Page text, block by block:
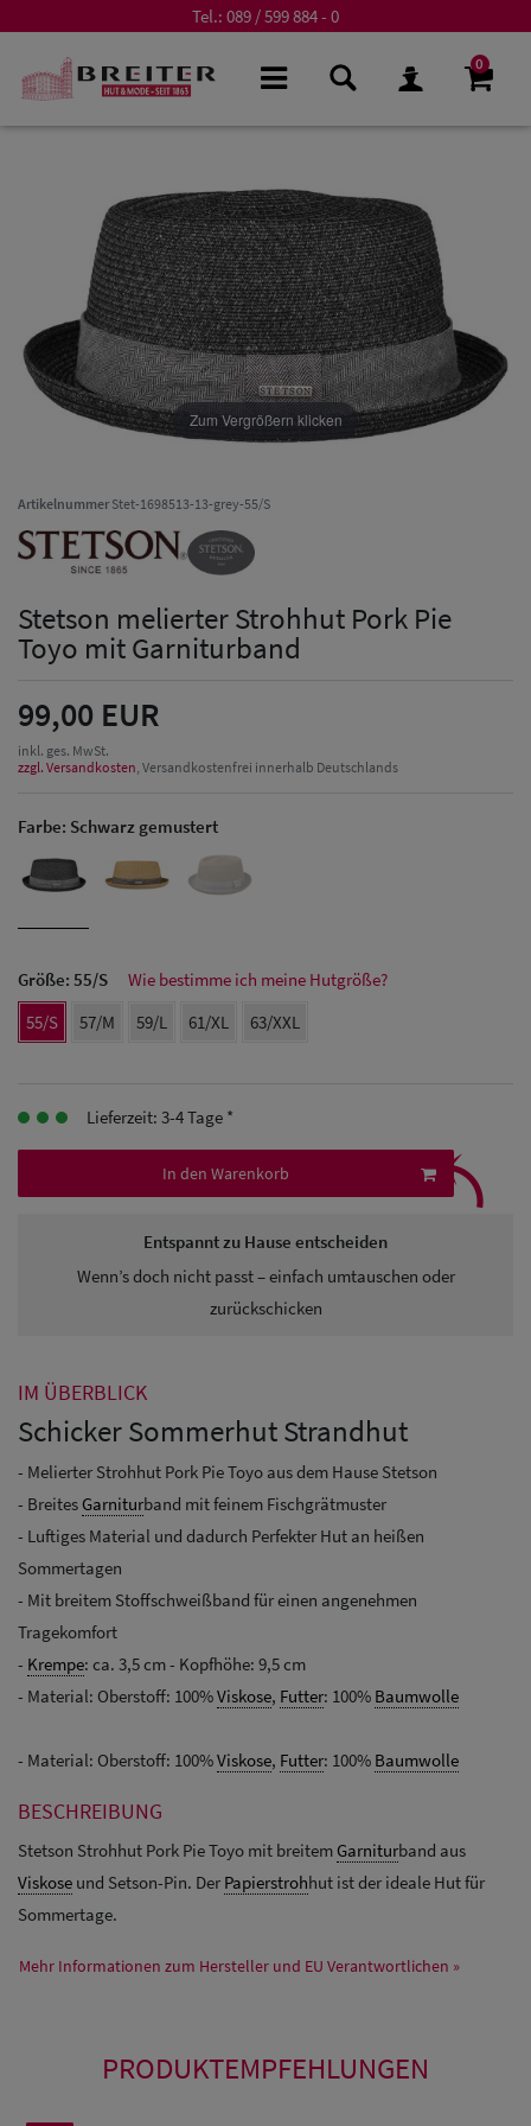
Tel.: 089 / 599 884 - 0
0
Herren Caps
Herren UV-
Schutz Caps
Herren
Herren
Zum Vergrößern klicken
ArtikelnummerStet-1698513-13-grey-55/S
Stetson melierter Strohhut Pork Pie
Toyo mit Garniturband
99,00 EUR
inkl. ges. MwSt.
zzgl. Versandkosten, Versandkostenfrei innerhalb Deutschlands
Farbe: Schwarz gemustert
Größe: 55/S
Wie bestimme ich meine Hutgröße?
55/S
57/M 59/L 61/XL 63/XXL
Lieferzeit: 3-4 Tage *
In den Warenkorb
Entspannt zu Hause entscheiden
Wenn’s doch nicht passt – einfach umtauschen oder
zurückschicken
⤹
IM ÜBERBLICK
Schicker Sommerhut Strandhut
- Melierter Strohhut Pork Pie Toyo aus dem Hause Stetson
- Breites Garniturband mit feinem Fischgrätmuster
- Luftiges Material und dadurch Perfekter Hut an heißen
Sommertagen
- Mit breitem Stoffschweißband für einen angenehmen
Tragekomfort
- Krempe: ca. 3,5 cm - Kopfhöhe: 9,5 cm
- Material: Oberstoff: 100%Viskose, Futter: 100% Baumwolle
- Material: Oberstoff: 100%Viskose, Futter: 100% Baumwolle
BESCHREIBUNG
Stetson Strohhut Pork Pie Toyo mit breitem Garniturband aus
Viskose und Setson-Pin. Der Papierstrohhut ist der ideale Hut für
Sommertage.
Mehr Informationen zum Hersteller und EU Verantwortlichen »
PRODUKTEMPFEHLUNGEN